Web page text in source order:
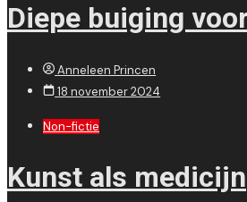
Diepe buiging
Anneleen Princen
18 november 2024
Non-fictie
Kunst als medicijn